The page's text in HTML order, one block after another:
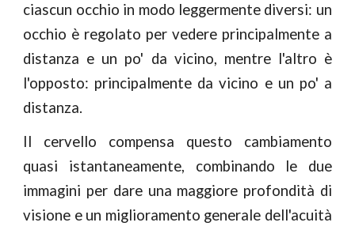
ciascun occhio in modo leggermente diversi: un
occhio è regolato per vedere principalmente a
distanza e un po' da vicino, mentre l'altro è
l'opposto: principalmente da vicino e un po' a
distanza.
Il cervello compensa questo cambiamento
quasi istantaneamente, combinando le due
immagini per dare una maggiore profondità di
visione e un miglioramento generale dell'acuità